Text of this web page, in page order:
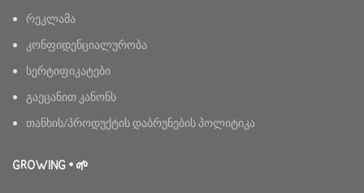
რეკლამა
კონფიდენციალურობა
სერტიფიკატები
გაეცანით კანონს
თანხის/პროდუქტის დაბრუნების პოლიტიკა
GROWING • 🌱